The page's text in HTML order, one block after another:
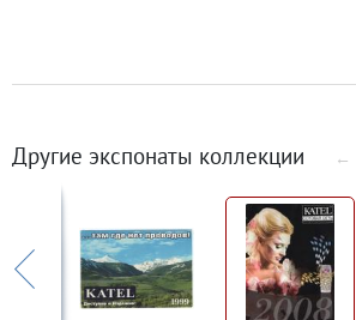
Другие экспонаты коллекции ←